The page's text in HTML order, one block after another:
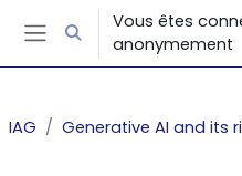
Passer au contenu principal
Panneau latéral
Activer/désactiver la
Vous êtes
anonymement
IAG Generative AI and its